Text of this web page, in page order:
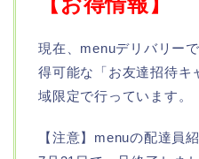
現在、menuデリバリー
得可能な「お友達招待キ
域限定で行っています。
【注意】menuの配達員